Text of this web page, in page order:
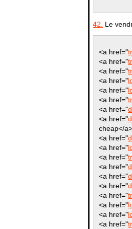
42. Le
<a href="
<a href="
<a href="
<a href="
<a href="
<a href="
<a href="
<a href="
cheap</
<a href="
<a href="
<a href="
<a href="
<a href="
<a href="
<a href="
<a href="
<a href="
<a href="